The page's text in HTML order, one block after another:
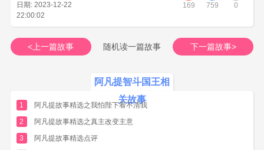
千里驹,让给了阿凡提.这一天,又下起了大雨。
阿凡提马上掉转马头,飞也似地跑回去了。国
王信了阿凡提的话,让随从们都先回去.可是老马并
没有长什么翅膀。
尽管国王使劲打呀、喊呀,老马却怎么也跑不
国王这才知道上了当,心里想,回去非好好教训
阿心提不可。国王像只落汤鸡似地回到宫殿里
来。
日期: 2023-12-22
22:00:02
169 759 0
<上一篇故事 随机读一篇故事 下一篇故事>
阿凡提智斗国王相
关故事
1
阿凡提故事精选之我怕陛下看不清我
2
阿凡提故事精选之真主改变主意
3
阿凡提故事精选点评